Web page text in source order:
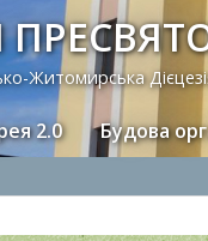
Житомирська
2.0 Будова